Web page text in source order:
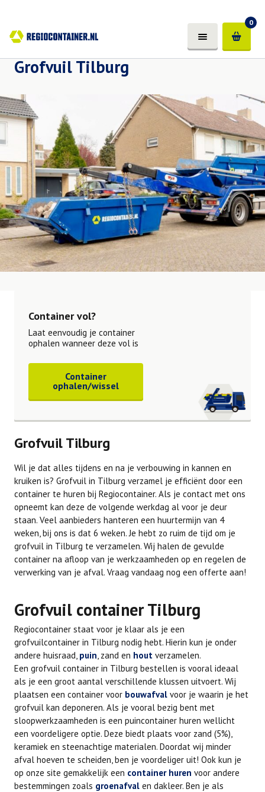
0
Grofvuil Tilburg
Container vol?
Laat eenvoudig je container
ophalen wanneer deze vol is
Container
ophalen/wissel
Grofvuil Tilburg
Wil je dat alles tijdens en na je verbouwing in kannen en
kruiken is? Grofvuil in Tilburg verzamel je efficiënt door een
container te huren bij Regiocontainer. Als je contact met ons
opneemt kan deze de volgende werkdag al voor je deur
staan. Veel aanbieders hanteren een huurtermijn van 4
weken, bij ons is dat 6 weken. Je hebt zo ruim de tijd om je
grofvuil in Tilburg te verzamelen. Wij halen de gevulde
container na afloop van je werkzaamheden op en regelen de
verwerking van je afval. Vraag vandaag nog een offerte aan!
Grofvuil container Tilburg
Regiocontainer staat voor je klaar als je een
grofvuilcontainer in Tilburg nodig hebt. Hierin kun je onder
andere huisraad, puin , zand en hout verzamelen.
Een grofvuil container in Tilburg bestellen is vooral ideaal
als je een groot aantal verschillende klussen uitvoert. Wij
plaatsen een container voor bouwafval voor je waarin je het
grofvuil kan deponeren. Als je vooral bezig bent met
sloopwerkzaamheden is een puincontainer huren wellicht
een voordeligere optie. Deze biedt plaats voor zand (5%),
keramiek en steenachtige materialen. Doordat wij minder
afval hoeven te scheiden, ben je voordeliger uit! Ook kun je
op onze site gemakkelijk een container huren voor andere
bestemmingen zoals groenafval en dakleer. Ben je als